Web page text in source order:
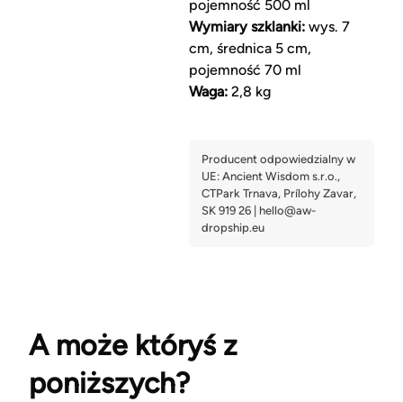
pojemność 500 ml
Wymiary szklanki:wys. 7
cm, średnica 5 cm,
pojemność 70 ml
Waga:2,8 kg
A może któryś z
poniższych?